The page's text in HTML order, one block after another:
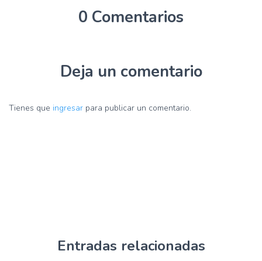
0 Comentarios
Deja un comentario
Tienes que ingresar para publicar un comentario.
Entradas relacionadas